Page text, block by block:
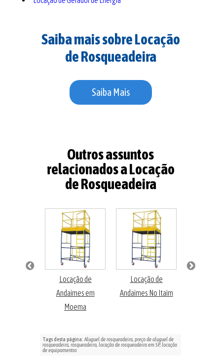
Saiba mais sobre Locação
de Rosqueadeira
Saiba Mais
Outros assuntos
relacionados a Locação
de Rosqueadeira
Locação de
Andaimes em
Moema
Locação de
Andaimes No Itaim
Tags desta página: Aluguel de rosqueadeira, preço de aluguel de
rosqueadeira, rosqueadeira, locação de rosqueadeira em SP, locação
de equipamentos